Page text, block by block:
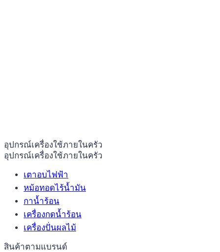
อุปกรณ์เครื่องใช้ภายในครัว
อุปกรณ์เครื่องใช้ภายในครัว
เตาอบไฟฟ้า
หม้อทอดไร้น้ำมัน
กาน้ำร้อน
เครื่องกดน้ำร้อน
เครื่องปั่นผลไม้
สินค้าตามแบรนด์